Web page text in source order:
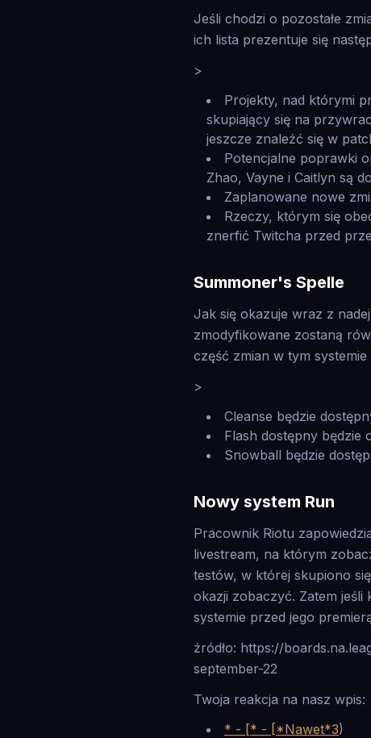
Jeśli chodzi o pozostałe
ich lista prezentuje się
>
Projekty, nad którymi
skupiający się na
jeszcze znaleźć się w
Potencjalne poprawki
Zhao, Vayne i Caitlyn są
Zaplanowane nowe
Rzeczy, którym się
znerfić Twitcha przed
Summoner's Spelle
Jak się okazuje wraz z
zmodyfikowane zostaną
część zmian w tym
>
Cleanse będzie
Flash dostępny będzie
Snowball będzie
Nowy system Run
Pracownik Riotu
livestream, na którym
testów, w której skupiono
okazji zobaczyć. Zatem
systemie przed jego
źródło: https://
september-22
Twoja reakcja na nasz wpis:
* - [* - [*Nawet*3)